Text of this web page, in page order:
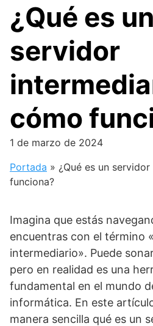
¿Qué es un
servidor
cómo
1 de marzo de 2024
Portada » ¿Qué es un
funciona?
Imagina que estás
encuentras con el término
intermediario». Puede
pero en realidad es una
fundamental en el mundo
informática. En este
manera sencilla qué es un